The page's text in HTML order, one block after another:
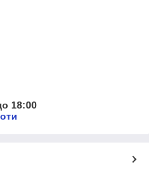
роботи (від 1 до 2 бар
18:00